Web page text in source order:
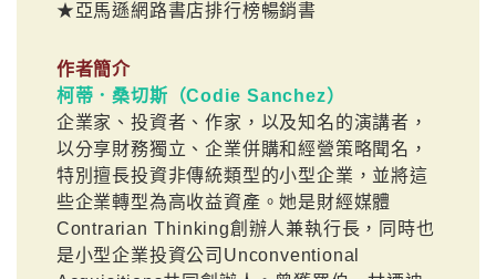
★亞馬遜網路書店排行榜暢銷書
作者簡介
柯蒂．桑切斯（Codie Sanchez）
企業家、投資者、作家，以及知名的演講者，
以分享財務獨立、企業併購和經營策略聞名，
特別擅長投資非傳統類型的小型企業，並將這
些企業轉型為高收益資產。她是財經媒體
Contrarian Thinking創辦人兼執行長，同時也
是小型企業投資公司Unconventional